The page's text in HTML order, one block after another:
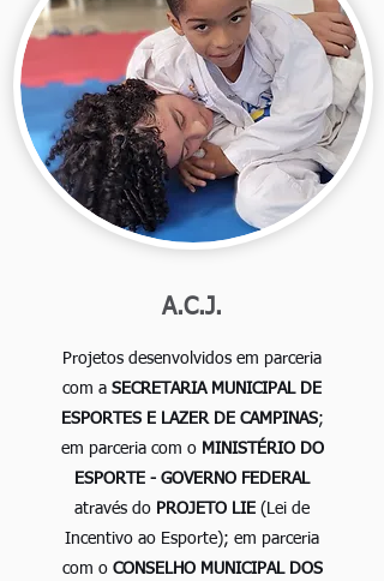
A.C.J.
Projetos desenvolvidos em parceria
com a SECRETARIA MUNICIPAL DE
ESPORTES E LAZER DE CAMPINAS;
em parceria com o MINISTÉRIO DO
ESPORTE - GOVERNO FEDERAL
através do PROJETO LIE (Lei de
Incentivo ao Esporte); em parceria
com o CONSELHO MUNICIPAL DOS